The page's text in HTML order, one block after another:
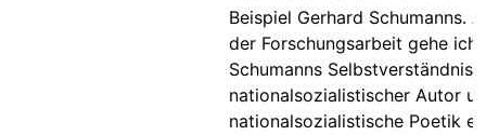
Beispiel Gerhard Schumanns.
der Forschungsarbeit gehe ich
Schumanns Selbstverständnis
nationalsozialistischer Autor
nationalsozialistische Poetik